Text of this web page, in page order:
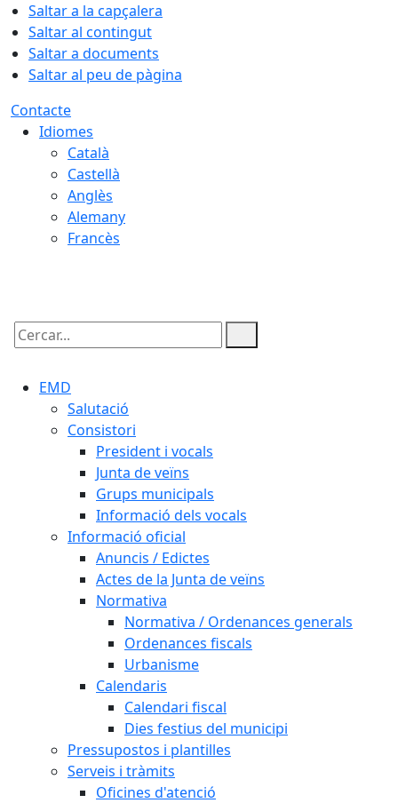
Saltar a la capçalera
Saltar al contingut
Saltar a documents
Saltar al peu de pàgina
Contacte
Idiomes
Català
Castellà
Anglès
Alemany
Francès
Cercar:
EMD
Salutació
Consistori
President i vocals
Junta de veïns
Grups municipals
Informació dels vocals
Informació oficial
Anuncis / Edictes
Actes de la Junta de veïns
Normativa
Normativa / Ordenances generals
Ordenances fiscals
Urbanisme
Calendaris
Calendari fiscal
Dies festius del municipi
Pressupostos i plantilles
Serveis i tràmits
Oficines d'atenció